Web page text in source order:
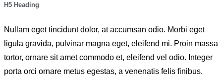
H5 Heading
Nullam eget tincidunt dolor, at accumsan odio. Morbi eget
ligula gravida, pulvinar magna eget, eleifend mi. Proin massa
tortor, ornare sit amet commodo et, eleifend vel odio. Integer
porta orci ornare metus egestas, a venenatis felis finibus.